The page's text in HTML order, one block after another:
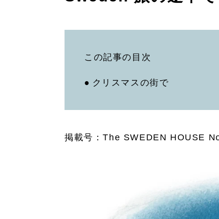
この記事の目次
クリスマスの街で
掲載号：The SWEDEN HOUSE